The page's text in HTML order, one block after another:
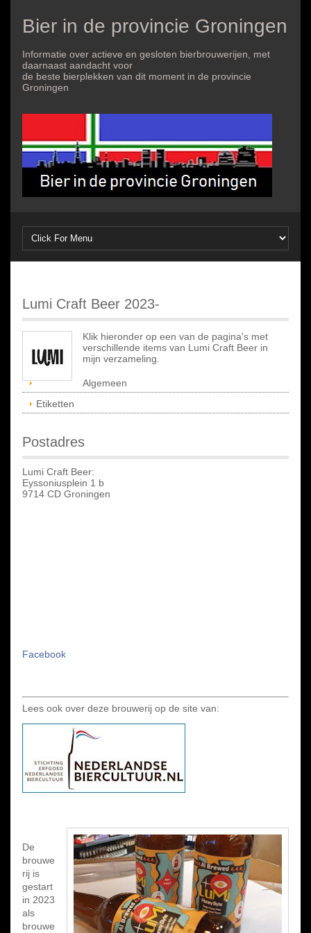
Bier in de provincie Groningen
Informatie over actieve en gesloten bierbrouwerijen, met
daarnaast aandacht voor
de beste bierplekken van dit moment in de provincie
Groningen
Lumi Craft Beer 2023-
Klik hieronder op een van de pagina's met
verschillende items van Lumi Craft Beer in
mijn verzameling.
Algemeen
Etiketten
Postadres
Lumi Craft Beer:
Eyssoniusplein 1 b
9714 CD Groningen
Facebook
Lees ook over deze brouwerij op de site van:
De
brouwe
rij is
gestart
in 2023
als
brouwe